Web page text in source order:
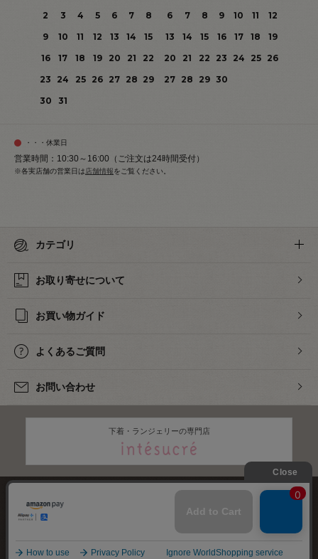
2
3 4 5 6 7
8
9
10 11 12 13 14
15
16
17 18 19 20 21
22
23
24 25 26 27 28 29
30
31
6
7 8 9 10 11
12
13
14 15 16 17 18
19
20
21 22 23 24 25
26
27 28 29 30
・・・休業日
営業時間：10:30～16:00（ご注文は24時間受付）
※各実店舗の営業日は 店舗情報をご覧ください。
カテゴリ
お取り寄せについて
お買い物ガイド
よくあるご質問
お問い合わせ
下着・ランジェリーの専門店
プライバシーポリシー サイトマップ